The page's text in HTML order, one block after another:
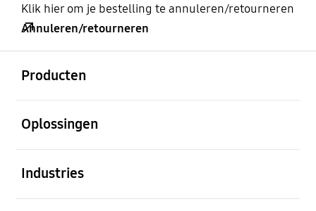
Klik hier om je bestelling te annuleren/retourneren
Annuleren/retourneren
Producten
Oplossingen
Industries